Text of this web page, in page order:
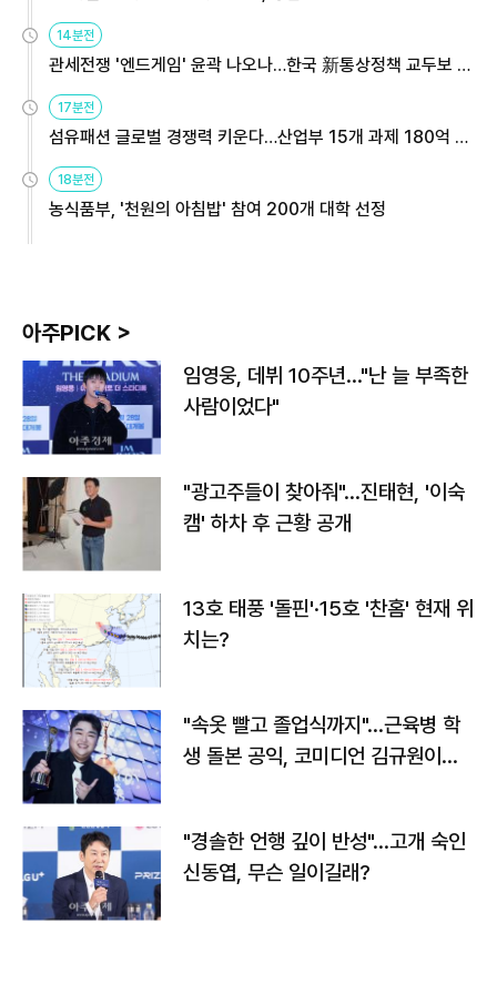
14분전
관세전쟁 '엔드게임' 윤곽 나오나…한국 新통상정책 교두보 활
용해야
17분전
섬유패션 글로벌 경쟁력 키운다…산업부 15개 과제 180억 지
원
18분전
농식품부, '천원의 아침밥' 참여 200개 대학 선정
아주PICK >
임영웅, 데뷔 10주년…"난 늘 부족한
사람이었다"
"광고주들이 찾아줘"…진태현, '이숙
캠' 하차 후 근황 공개
13호 태풍 '돌핀'·15호 '찬홈' 현재 위
치는?
"속옷 빨고 졸업식까지"…근육병 학
생 돌본 공익, 코미디언 김규원이었
"경솔한 언행 깊이 반성"…고개 숙인
신동엽, 무슨 일이길래?